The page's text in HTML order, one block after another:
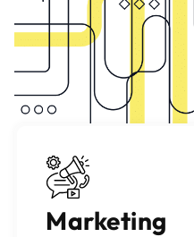
Marketing